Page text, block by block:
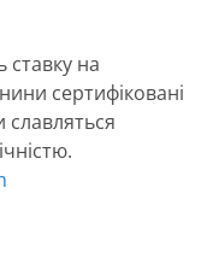
на
сертифіковані
славляться